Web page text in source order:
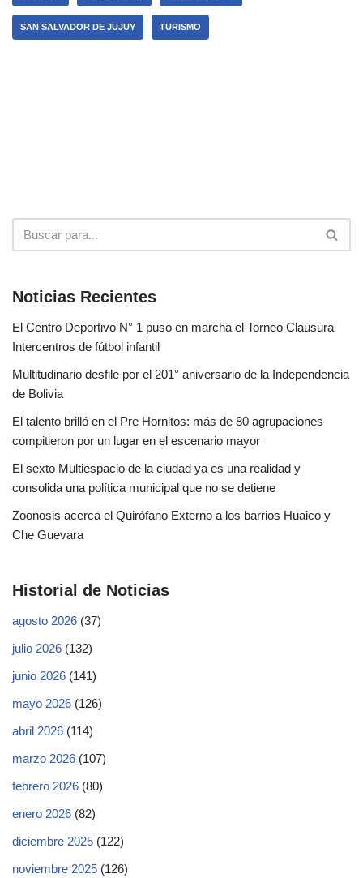
SAN SALVADOR DE JUJUY TURISMO
Noticias Recientes
El Centro Deportivo N° 1 puso en marcha el Torneo Clausura
Intercentros de fútbol infantil
Multitudinario desfile por el 201° aniversario de la Independencia
de Bolivia
El talento brilló en el Pre Hornitos: más de 80 agrupaciones
compitieron por un lugar en el escenario mayor
El sexto Multiespacio de la ciudad ya es una realidad y
consolida una política municipal que no se detiene
Zoonosis acerca el Quirófano Externo a los barrios Huaico y
Che Guevara
Historial de Noticias
agosto 2026 (37)
julio 2026 (132)
junio 2026 (141)
mayo 2026 (126)
abril 2026 (114)
marzo 2026 (107)
febrero 2026 (80)
enero 2026 (82)
diciembre 2025 (122)
noviembre 2025 (126)